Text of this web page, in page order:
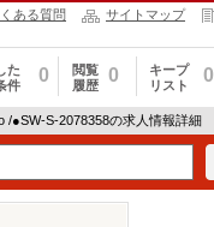
ある質問 サイトマップ
た
件
0
閲覧
履歴
0
キープ
リスト
0
/●SW-S-2078358の求人情報詳細